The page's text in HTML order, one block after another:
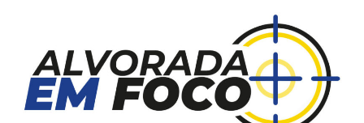
conteúdo